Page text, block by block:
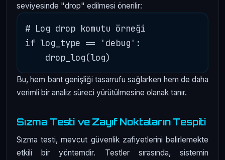
seviyesinde "drop" edilmesi önerilir:
# Log drop komutu örneği
if log_type == 'debug':
Bu, hem bant genişliği tasarrufu sağlarken hem de daha
verimli bir analiz süreci yürütülmesine olanak tanır.
Sızma Testi ve Zayıf Noktaların Tespiti
Sızma testi, mevcut güvenlik zafiyetlerini belirlemekte
etkili bir yöntemdir. Testler sırasında, sistemin